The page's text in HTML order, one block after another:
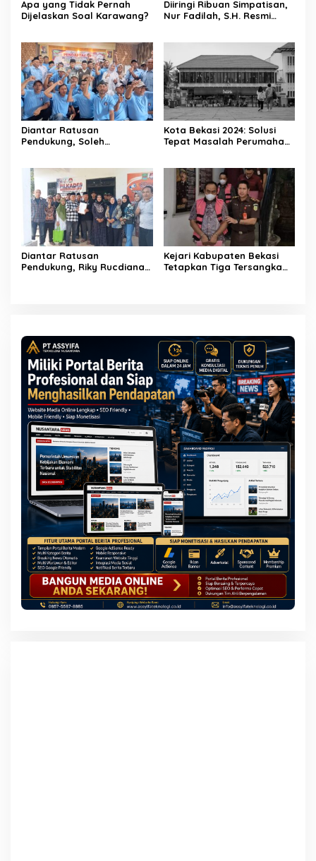
Apa yang Tidak Pernah
Dijelaskan Soal Karawang?
Diiringi Ribuan Simpatisan,
Nur Fadilah, S.H. Resmi
Diantar Ratusan
Pendukung, Soleh
Desa Karang Haur
Kota Bekasi 2024: Solusi
Tepat Masalah Perumahan
Diantar Ratusan
Pendukung, Riky Rucdiana
Kejari Kabupaten Bekasi
Tetapkan Tiga Tersangka